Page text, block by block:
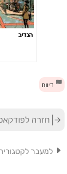
הנדיב
דיווח
חזרה
למעבר